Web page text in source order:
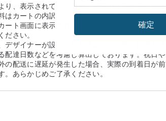
り、表示されている送料と実際の送料が異なる場
はカートの内訳に従います。 ※なお、送料着払い
ート画面に表示されません。おおよその送料は事
さい。
デザイナーが設定した発送までの日数、配送先地
配達日数などを考慮し算出しております。祝日や
の配送に遅延が発生した場合、実際の到着日が前
あらかじめご了承ください。
確定